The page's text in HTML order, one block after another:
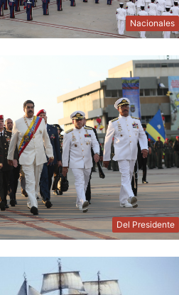
Nacionales
Del Presidente